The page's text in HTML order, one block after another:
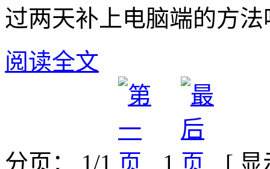
过两天补上电脑端的方
阅读全文
分页： 1/1 1 [